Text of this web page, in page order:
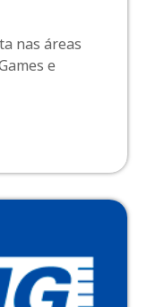
nas áreas
e